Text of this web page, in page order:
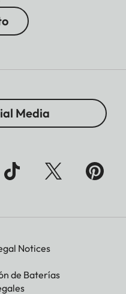
Media
Notices
de Baterías